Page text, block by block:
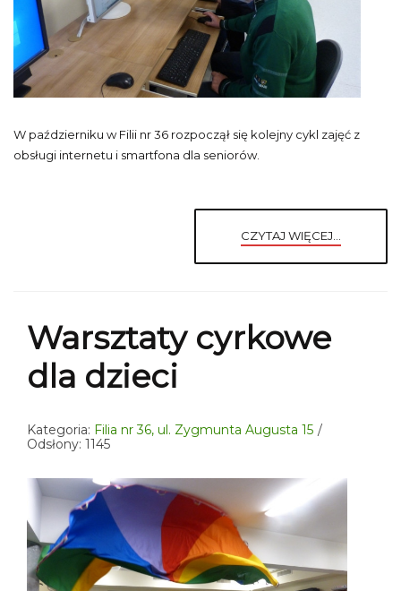
W październiku w Filii nr 36 rozpoczął się kolejny cykl zajęć z
obsługi internetu i smartfona dla seniorów.
CZYTAJ WIĘCEJ...
Warsztaty cyrkowe
dla dzieci
Kategoria: Filia nr 36, ul. Zygmunta Augusta 15
Odsłony: 1145